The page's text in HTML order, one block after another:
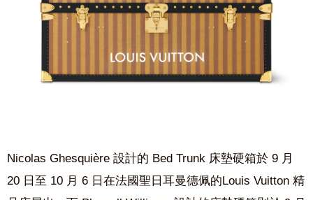
Nicolas Ghesquière 設計的 Bed Trunk 床墊硬箱於 9 月
20 日至 10 月 6 日在法國聖日耳曼德佩的Louis Vuitton 精